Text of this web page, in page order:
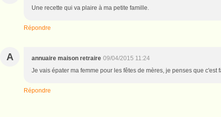
Une recette qui va plaire à ma petite famille.
Répondre
A annuaire maison retraire 09/04/2015 11:24
Je vais épater ma femme pour les fêtes de mères, je penses que c'est
Répondre